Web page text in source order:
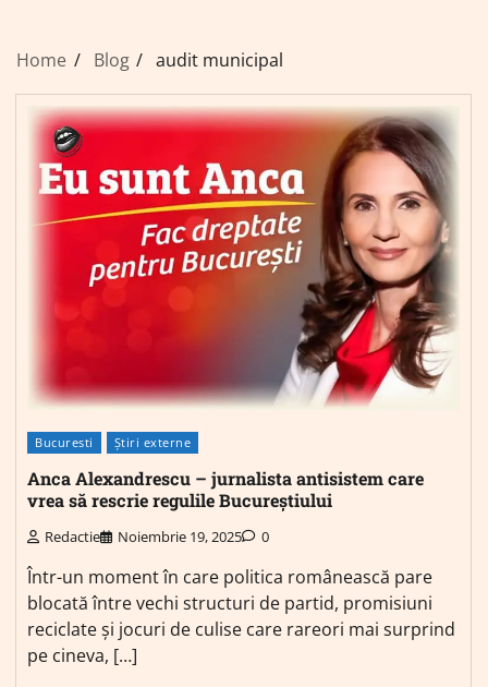
Home Blog audit municipal
Bucuresti Știri externe
Anca Alexandrescu – jurnalista antisistem care
vrea să rescrie regulile Bucureștiului
Redactie Noiembrie 19, 2025 0
Într-un moment în care politica românească pare
blocată între vechi structuri de partid, promisiuni
reciclate și jocuri de culise care rareori mai surprind
pe cineva, […]